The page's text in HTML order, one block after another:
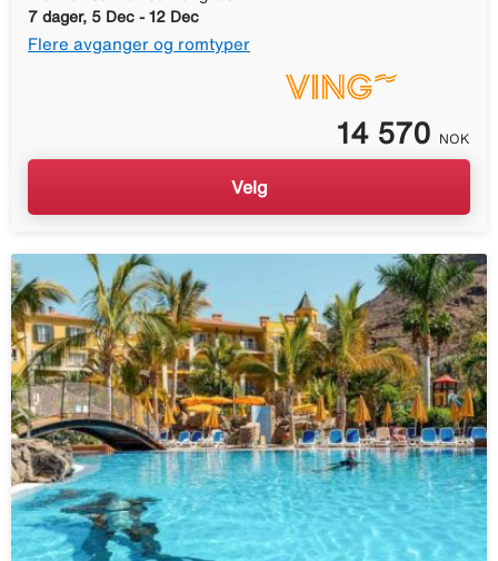
7 dager, 5 Dec - 12 Dec
Flere avganger og romtyper
14 570 NOK
Velg